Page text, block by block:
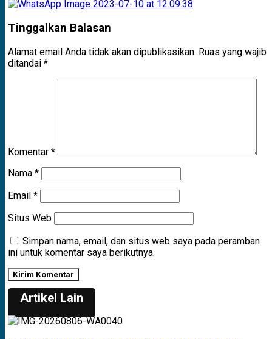
Tinggalkan Balasan
Alamat email Anda tidak akan dipublikasikan. Ruas yang wajib
ditandai *
Komentar *
Nama *
Email *
Situs Web
Simpan nama, email, dan situs web saya pada peramban
ini untuk komentar saya berikutnya.
Artikel Lain